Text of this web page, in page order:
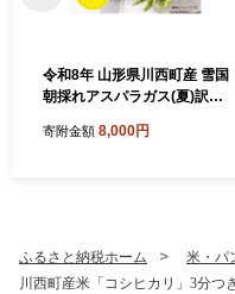
令和8年 山形県川西町産 雪国
朝採れアスパラガス(夏)訳あ
【1764660】
寄附金額 8,000円
ふるさと納税ホーム 米・パ
川西町産米「コシヒカリ」3分